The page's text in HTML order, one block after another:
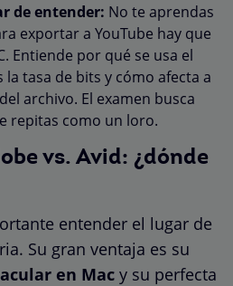
de entender: No te aprendas
exportar a YouTube hay que
Entiende por qué se usa el
la tasa de bits y cómo afecta a
archivo. El examen busca
repitas como un loro.
vs. Avid: ¿dónde
entender el lugar de
Su gran ventaja es su
en Mac y su perfecta